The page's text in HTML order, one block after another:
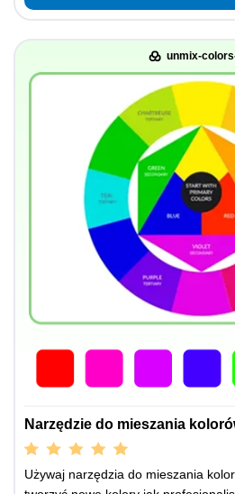
unmix-
Narzędzie do mieszania
Używaj narzędzia do mieszania